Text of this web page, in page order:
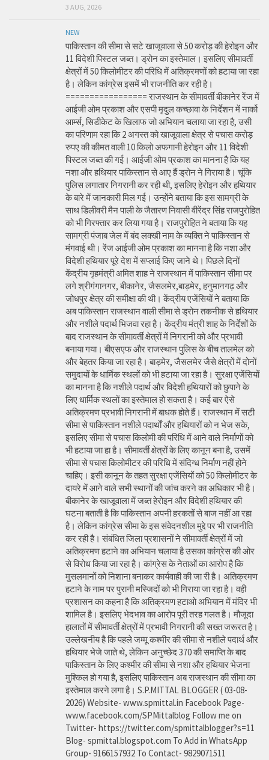
3 AUG, 2026
NEW
पाकिस्तान की सीमा से सटे खाजूवाला से 50 करोड़ की हेरोइन और
11 विदेशी पिस्टल जब्त। ड्रोन का इस्तेमाल। इसलिए सीमावर्ती
क्षेत्रों में 50 किलोमीटर की परिधि में अतिक्रमणों को हटाया जा रहा
है। लेकिन कांग्रेस इसमें भी राजनीति कर रही है।
================= राजस्थान के सीमावर्ती बीकानेर रेंज में
आईजी ओम प्रकाश और एसपी मृदुल कच्छावा के निर्देशन में नार्को
आर्म्स, सिडीकेट के खिलाफ जो अभियान चलाया जा रहा है, उसी
का परिणाम रहा कि 2 अगस्त को खाजूवाला क्षेत्र से पचास करोड़
रुपए की कीमत वाली 10 किलो अफगानी हेरोइन और 11 विदेशी
पिस्टल जब्त की गई। आईजी ओम प्रकाश का मानना है कि यह
नशा और हथियार पाकिस्तान से आए हैं ड्रोन ने गिराया है। चूंकि
पुलिस लगातार निगरानी कर रही थी, इसलिए हेरोइन और हथियार
के बारे में जानकारी मिल गई। उन्होंने बताया कि इस सामग्री के
साथ डिलीवरी मैन पाली के जैतारण निवासी वीरेंद्र सिंह राजपुरोहित
को भी गिरफ्तार कर लिया गया है। राजपुरोहित ने बताया कि यह
सामग्री पंजाब जेल में बंद लक्खी नाम के व्यक्ति ने पाकिस्तान से
मंगवाई थी। रेंज आईजी ओम प्रकाश का मानना है कि नशा और
विदेशी हथियार पूरे देश में सप्लाई किए जाने थे। पिछले दिनों
केंद्रीय गृहमंत्री अमित शाह ने राजस्थान में पाकिस्तान सीमा पर
लगे श्रीगंगानगर, बीकानेर, जैसलमेर,बाड़मेर, हनुमानगढ़ और
जोधपुर क्षेत्र की समीक्षा की थी। केंद्रीय एजेंसियों ने बताया कि
अब पाकिस्तान राजस्थान वाली सीमा से ड्रोन तकनीक से हथियार
और नशीले पदार्थ भिजवा रहा है। केंद्रीय मंत्री शाह के निर्देशों के
बाद राजस्थान के सीमावर्ती क्षेत्रों में निगरानी को और प्रभावी
बनाया गया। बीएसएफ और राजस्थान पुलिस के बीच तालमेल को
और बेहतर किया जा रहा है। बाड़मेर, जैसलमेर जैसे क्षेत्रों में दोनों
समुदायों के धार्मिक स्थलों को भी हटाया जा रहा है। सुरक्षा एजेंसियों
का मानना है कि नशीले पदार्थ और विदेशी हथियारों को छुपाने के
लिए धार्मिक स्थलों का इस्तेमाल हो सकता है। कई बार ऐसे
अतिक्रमण प्रभावी निगरानी में बाधक होते हैं। राजस्थान में सटी
सीमा से पाकिस्तान नशीले पदार्थों और हथियारों को न भेज सके,
इसलिए सीमा से पचास किलोमी की परिधि में आने वाले निर्माणों को
भी हटाया जा हा है। सीमावर्ती क्षेत्रों के लिए कानून बना है, उसमें
सीमा से पचास किलोमीटर की परिधि में संदिग्ध निर्माण नहीं होने
चाहिए। इसी कानून के तहत सुरक्षा एजेंसियों को 50 किलोमीटर के
दायरे में आने वाले सभी स्थानों की जांच करने का अधिकार भी है।
बीकानेर के खाजूवाला में जब्त हेरोइन और विदेशी हथियार की
घटना बताती है कि पाकिस्तान अपनी हरकतों से बाज नहीं आ रहा
है। लेकिन कांग्रेस सीमा के इस संवेदनशील मुद्दे पर भी राजनीति
कर रही है। संबंधित जिला प्रशासनों ने सीमावर्ती क्षेत्रों में जो
अतिक्रमण हटाने का अभियान चलाया है उसका कांग्रेस की ओर
से विरोध किया जा रहा है। कांग्रेस के नेताओं का आरोप है कि
मुसलमानों को निशाना बनाकर कार्यवाही की जा री है। अतिक्रमण
हटाने के नाम पर पुरानी मस्जिदों को भी गिराया जा रहा है। वही
प्रशासन का कहना है कि अतिक्रमण हटाओ अभियान में मंदिर भी
शामिल है। इसलिए भेदभाव का आरोप पूरी तरह गलत है। मौजूदा
हालातों में सीमावर्ती क्षेत्रों में प्रभावी निगरानी की सख्त जरूरत है।
उल्लेखनीय है कि पहले जम्मू कश्मीर की सीमा से नशीले पदार्थ और
हथियार भेजे जाते थे, लेकिन अनुच्छेद 370 की समाप्ति के बाद
पाकिस्तान के लिए कश्मीर की सीमा से नशा और हथियार भेजना
मुश्किल हो गया है, इसलिए पाकिस्तान अब राजस्थान की सीमा का
इस्तेमाल करने लगा है। S.P.MITTAL BLOGGER ( 03-08-
2026) Website- www.spmittal.in Facebook Page-
www.facebook.com/SPMittalblog Follow me on
Twitter- https://twitter.com/spmittalblogger?s=11
Blog- spmittal.blogspot.com To Add in WhatsApp
Group- 9166157932 To Contact- 9829071511